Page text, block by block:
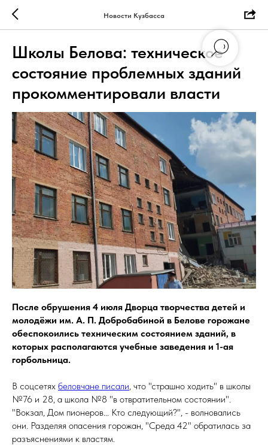
Новости Кузбасса
Школы Белова: техническое
состояние проблемных зданий
прокомментировали власти
После обрушения 4 июля Дворца творчества детей и
молодёжи им. А. П. Добробабиной в Белове горожане
обеспокоились техническим состоянием зданий, в
которых располагаются учебные заведения и 1-ая
горбольница.
В соцсетях беловчане писали , что "страшно ходить" в школы
№76 и 28, а школа №8 "в отвратительном состоянии".
"Вокзал, Дом пионеров... Кто следующий?", - волновались
они. Разделяя опасения горожан, "Среда 42" обратилась за
разъяснениями к властям.